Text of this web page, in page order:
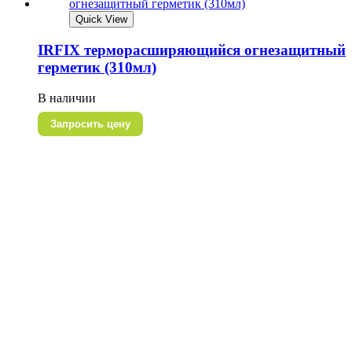
Quick View
IRFIX терморасширяющийся огнезащитный
герметик (310мл)
В наличии
Запросить цену